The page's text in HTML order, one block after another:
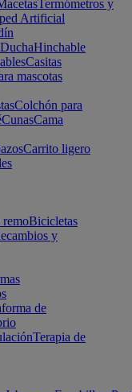
Termómetros y
Artificial
DuchaHinchable
Casitas
mascotas
Colchón para
CunasCama
Carrito ligero
remoBicicletas
y
de
Terapia de